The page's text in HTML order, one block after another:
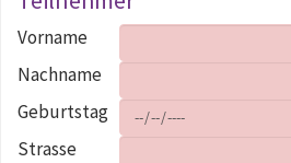
Vorname
Nachname
Geburtstag
Strasse